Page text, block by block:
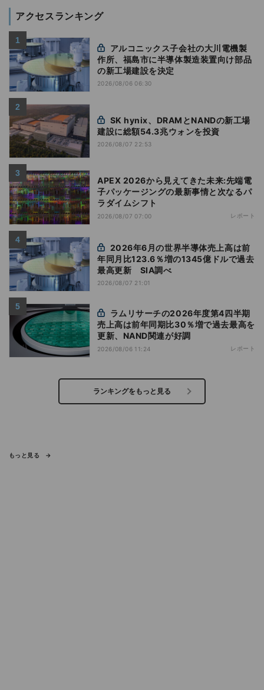
アクセスランキング
作所、福島市に半導体製造装置向け部品
の新工場建設を決定
2026/08/06 06:30
建設に総額54.3兆ウォンを投資
2026/08/07 22:53
APEX 2026から見えてきた未来:先端電
子パッケージングの最新事情と次なるパ
ラダイムシフト
2026/08/07 07:00 レポート
年同月比123.6％増の1345億ドルで過去
最高更新 SIA調べ
2026/08/07 21:01
売上高は前年同期比30％増で過去最高を
更新、NAND関連が好調
2026/08/06 11:24 レポート
ランキングをもっと見る
もっと見る